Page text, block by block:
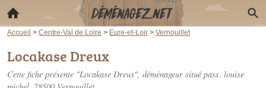
Accueil > Centre-Val de Loire > Eure-et-Loir > Vernouillet
Locakase Dreux
Cette fiche présente "Locakase Dreux", déménageur situé pass. louise